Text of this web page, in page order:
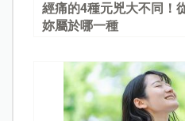
經痛的4種元兇大不同！
妳屬於哪一種